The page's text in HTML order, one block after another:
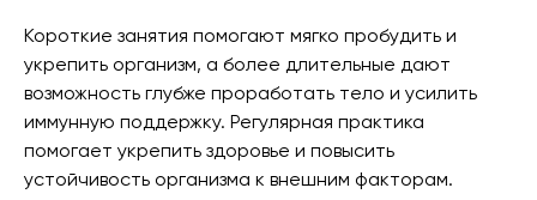
Короткие занятия помогают мягко пробудить и
укрепить организм, а более длительные дают
возможность глубже проработать тело и усилить
иммунную поддержку. Регулярная практика
помогает укрепить здоровье и повысить
устойчивость организма к внешним факторам.